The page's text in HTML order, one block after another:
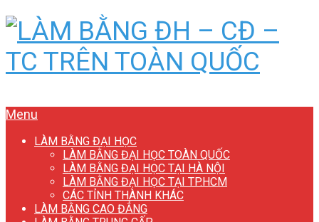
Menu
LÀM BẰNG ĐẠI HỌC
LÀM BẰNG ĐẠI HỌC TOÀN QUỐC
LÀM BẰNG ĐẠI HỌC TẠI HÀ NỘI
LÀM BẰNG ĐẠI HỌC TẠI TP.HCM
CÁC TỈNH THÀNH KHÁC
LÀM BẰNG CAO ĐẲNG